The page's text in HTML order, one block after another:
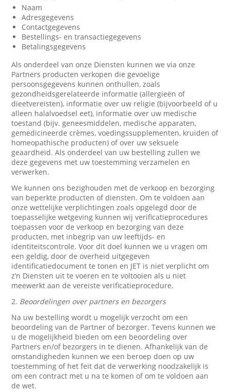
Naam
Adresgegevens
Contactgegevens
Bestellings- en transactiegegevens
Betalingsgegevens
Als onderdeel van onze Diensten kunnen we via onze
Partners producten verkopen die gevoelige
persoonsgegevens kunnen onthullen, zoals
gezondheidsgerelateerde informatie (allergieën of
dieetvereisten), informatie over uw religie (bijvoorbeeld of u
alleen halalvoedsel eet), informatie over uw medische
toestand (bijv. geneesmiddelen, medische apparaten,
gemedicineerde crèmes, voedingssupplementen, kruiden of
homeopathische producten) of over uw seksuele
geaardheid. Als onderdeel van uw bestelling zullen we
deze gegevens met uw toestemming verzamelen en
verwerken.
We kunnen ons bezighouden met de verkoop en bezorging
van beperkte producten of diensten. Om te voldoen aan
onze wettelijke verplichtingen zoals opgelegd door de
toepasselijke wetgeving kunnen wij verificatieprocedures
toepassen voor de verkoop en bezorging van deze
producten, met inbegrip van uw leeftijds- en
identiteitscontrole. Voor dit doel kunnen we u vragen om
een geldig, door de overheid uitgegeven
identificatiedocument te tonen en JET is niet verplicht om
z’n Diensten uit te voeren en te voltooien als u niet
meewerkt aan de vereiste verificatieprocedure.
2. Beoordelingen over partners en bezorgers
Na uw bestelling wordt u mogelijk verzocht om een
beoordeling van de Partner of bezorger. Tevens kunnen we
u de mogelijkheid bieden om een beoordeling over
Partners en/of bezorgers in te dienen. Afhankelijk van de
omstandigheden kunnen we een beroep doen op uw
toestemming of het feit dat de verwerking noodzakelijk is
om een contract met u na te komen of om te voldoen aan
de wet.